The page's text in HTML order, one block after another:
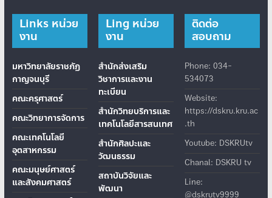
Links หน่วย
งาน
มหาวิทยาลัยราชภัฏ
กาญจนบุรี
คณะครุศาสตร์
คณะวิทยาการจัดการ
คณะเทคโนโลยี
อุตสาหกรรม
คณะมนุษย์ศาสตร์
และสังคมศาสตร์
Ling หน่วย
งาน
สำนักส่งเสริม
วิชาการและงาน
ทะเบียน
สำนักวิทยบริการและ
เทคโนโลยีสารสนเทศ
สำนักศิลปะและ
วัฒนธรรม
สถาบันวิจัยและ
พัฒนา
ติดต่อ
สอบถาม
Phone: 034-
534073
Website:
https://dskru.kru.ac
.th
Youtube: DSKRUtv
Chanal: DSKRU tv
Line:
@dskrutv9999